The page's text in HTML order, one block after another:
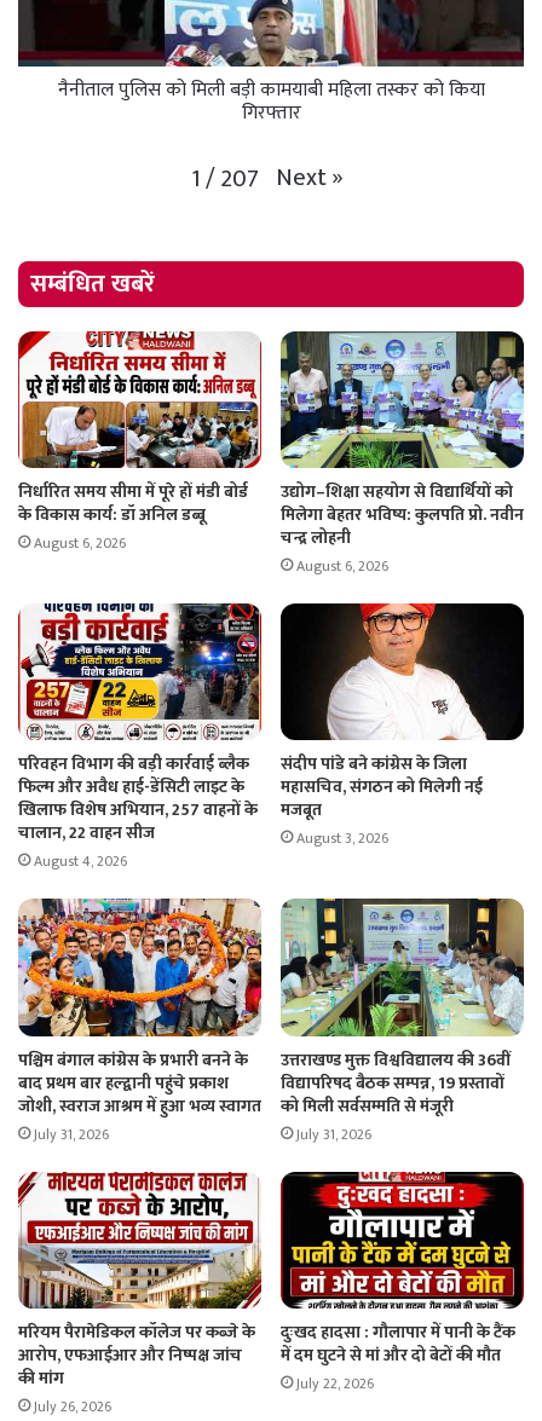
नैनीताल पुलिस को मिली बड़ी कामयाबी महिला तस्कर को किया
गिरफ्तार
1/207 Next»
सम्बंधित खबरें
निर्धारित समय सीमा में पूरे हों मंडी बोर्ड
के विकास कार्य: डॉ अनिल डब्बू
August 6, 2026
उद्योग–शिक्षा सहयोग से विद्यार्थियों को
मिलेगा बेहतर भविष्य: कुलपति प्रो. नवीन
चन्द्र लोहनी
August 6, 2026
परिवहन विभाग की बड़ी कार्रवाई ब्लैक
फिल्म और अवैध हाई-डेंसिटी लाइट के
खिलाफ विशेष अभियान, 257 वाहनों के
चालान, 22 वाहन सीज
August 4, 2026
संदीप पांडे बने कांग्रेस के जिला
महासचिव, संगठन को मिलेगी नई
मजबूत
August 3, 2026
पश्चिम बंगाल कांग्रेस के प्रभारी बनने के
बाद प्रथम बार हल्द्वानी पहुंचे प्रकाश
जोशी, स्वराज आश्रम में हुआ भव्य स्वागत
July 31, 2026
उत्तराखण्ड मुक्त विश्वविद्यालय की 36वीं
विद्यापरिषद बैठक सम्पन्न, 19 प्रस्तावों
को मिली सर्वसम्मति से मंजूरी
July 31, 2026
मरियम पैरामेडिकल कॉलेज पर कब्जे के
आरोप, एफआईआर और निष्पक्ष जांच
की मांग
July 26, 2026
दुःखद हादसा : गौलापार में पानी के टैंक
में दम घुटने से मां और दो बेटों की मौत
July 22, 2026